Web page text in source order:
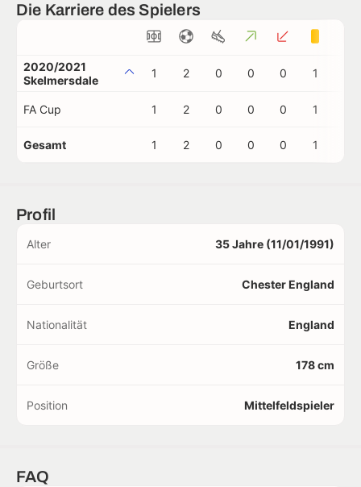
Die Karriere des Spielers
2020/2021
Skelmersdale
1 2 0 0 0 1
FA Cup 1 2 0 0 0 1
Gesamt 1 2 0 0 0 1
Profil
Alter 35 Jahre (11/01/1991)
Geburtsort Chester England
Nationalität England
Größe 178 cm
Position Mittelfeldspieler
FAQ